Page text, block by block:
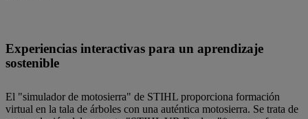
Experiencias interactivas para un aprendizaje
sostenible
El "simulador de motosierra" de STIHL proporciona formación
virtual en la tala de árboles con una auténtica motosierra. Se trata de